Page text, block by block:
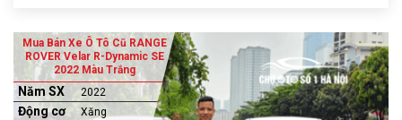
Mua Bán Xe Ô Tô Cũ RANGE
ROVER Velar R-Dynamic SE
2022 Màu Trắng
Năm SX 2022
Động cơ Xăng